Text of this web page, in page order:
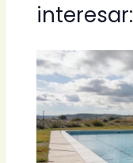
interesar: